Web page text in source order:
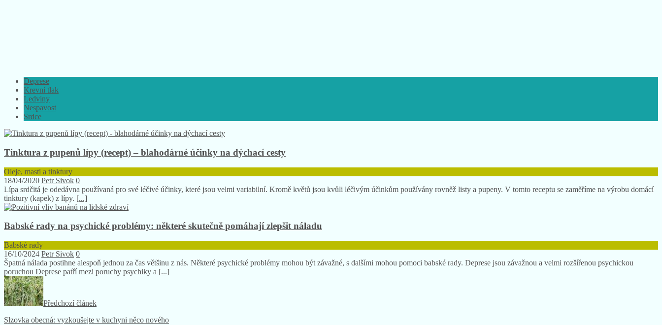
Deprese
Krevní tlak
Ledviny
Nespavost
Srdce
Tinktura z pupenů lípy (recept) – blahodárné účinky na dýchací cesty
Oleje, masti a tinktury
18/04/2020 Petr Sivok 0
Lípa srdčitá je odedávna používaná pro své léčivé účinky, které jsou velmi variabilní. Kromě květů jsou kvůli léčivým účinkům používány rovněž listy a pupeny. V tomto receptu se zaměříme na výrobu domácí
tinktury (kapek) z lípy. [...]
Babské rady na psychické problémy: některé skutečně pomáhají zlepšit náladu
Babské rady
16/10/2024 Petr Sivok 0
Špatná nálada postihne alespoň jednou za čas většinu z nás. Některé psychické problémy mohou být závažné, s dalšími mohou pomoci babské rady. Deprese jsou závažnou a velmi rozšířenou psychickou
poruchou Deprese patří mezi poruchy psychiky a [...]
Předchozí článek
Slzovka obecná: vyzkoušejte v kuchyni něco nového